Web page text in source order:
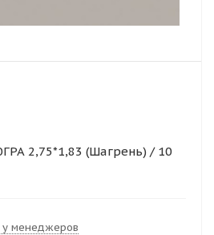
2,75*1,83 (Шагрень) / 10
у менеджеров